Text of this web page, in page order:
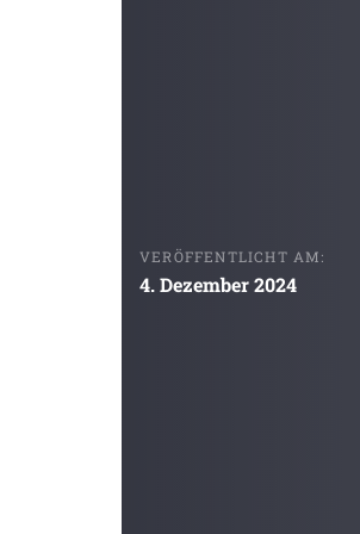
VERÖFFENTLICHT AM:
4. Dezember 2024